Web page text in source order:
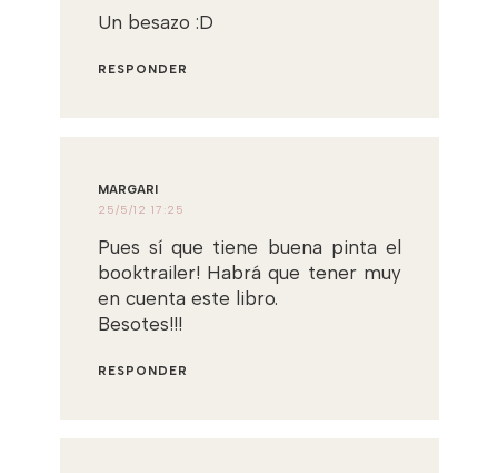
Un besazo :D
RESPONDER
MARGARI
25/5/12 17:25
Pues sí que tiene buena pinta el
booktrailer! Habrá que tener muy
en cuenta este libro.
Besotes!!!
RESPONDER